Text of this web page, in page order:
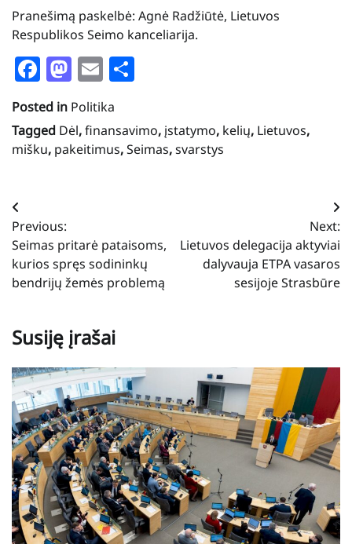
Pranešimą paskelbė: Agnė Radžiūtė, Lietuvos
Respublikos Seimo kanceliarija.
Facebook
Mastodon
Email
Posted in Politika
Tagged Dėl,finansavimo, įstatymo, kelių, Lietuvos,
mišku, pakeitimus,Seimas,svarstys
Navigacija
tarp
įrašų
Previous:
Seimas pritarė pataisoms,
kurios spręs sodininkų
bendrijų žemės problemą
Next:
Lietuvos delegacija aktyviai
dalyvauja ETPA vasaros
sesijoje Strasbūre
Susiję įrašai